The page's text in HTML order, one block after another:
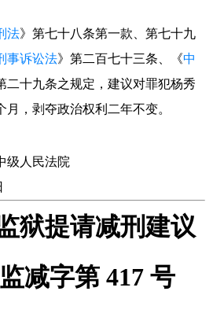
法》第七十八条第一款、第七十九
事诉讼法》第二百七十三条、《中
二十九条之规定，建议对罪犯杨秀
，剥夺政治权利二年不变。
级人民法院
狱提请减刑建议
减字第 417 号